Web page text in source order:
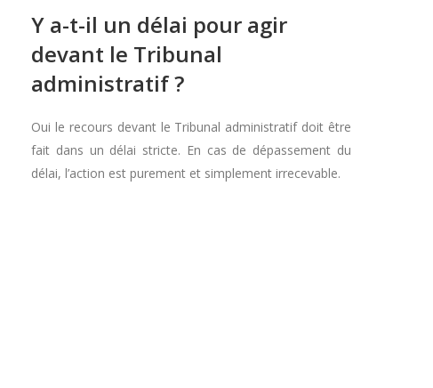
Y a-t-il un délai pour agir
devant le Tribunal
administratif ?
Oui le recours devant le Tribunal administratif doit être
fait dans un délai stricte. En cas de dépassement du
délai, l’action est purement et simplement irrecevable.